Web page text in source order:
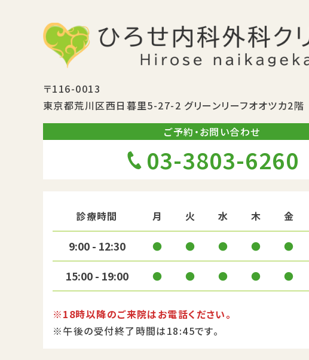
〒116-0013
東京都荒川区西日暮里5-27-2 グリーンリーフオオツカ2階
ご予約・お問い合わせ
03-3803-6260
診療時間 月 火 水 木 金
9:00 - 12:30 ● ● ● ● ●
15:00 - 19:00 ● ● ● ● ●
※18時以降のご来院はお電話ください。
※午後の受付終了時間は18:45です。